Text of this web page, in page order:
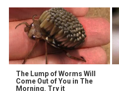
The Lump of Worms Will
Come Out of You in The
Morning. Try it